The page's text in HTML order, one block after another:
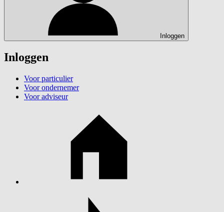
Inloggen
Inloggen
Voor particulier
Voor ondernemer
Voor adviseur